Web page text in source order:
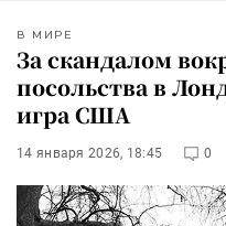
В МИРЕ
За скандалом
посольства в
игра США
14 января 2026, 18:45 0